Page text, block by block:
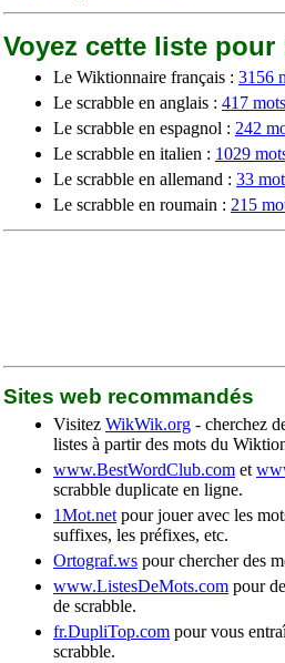
Voyez cette liste pour
Le Wiktionnaire français : 3156
Le scrabble en anglais : 417 mots
Le scrabble en espagnol : 242
Le scrabble en italien : 1029
Le scrabble en allemand : 33
Le scrabble en roumain : 215
Sites web recommandés
Visitez WikWik.org - cherchez
listes à partir des mots du
www.BestWordClub.com et
scrabble duplicate en ligne.
1Mot.net pour jouer avec les
suffixes, les préfixes, etc.
Ortograf.ws pour chercher des
www.ListesDeMots.com pour
de scrabble.
fr.DupliTop.com pour vous
scrabble.